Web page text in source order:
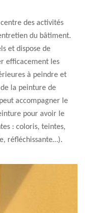
des activités
du bâtiment.
et dispose de
efficacement les
à peindre et
la peinture de
accompagner le
pour avoir le
: coloris, teintes,
réfléchissante…).